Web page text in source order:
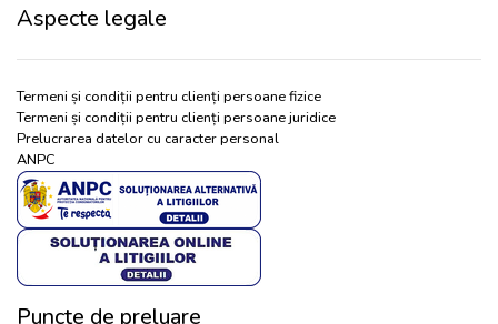
Aspecte legale
Termeni și condiții pentru clienți persoane fizice
Termeni și condiții pentru clienți persoane juridice
Prelucrarea datelor cu caracter personal
ANPC
Puncte de preluare